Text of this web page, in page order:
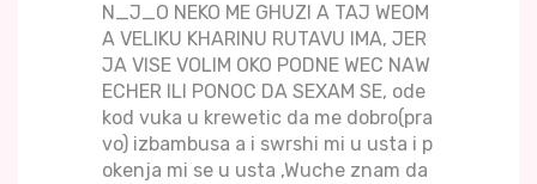
N_J_O NEKO ME GHUZI A TAJ WEOM
A VELIKU KHARINU RUTAVU IMA, JER
JA VISE VOLIM OKO PODNE WEC NAW
ECHER ILI PONOC DA SEXAM SE, ode
kod vuka u krewetic da me dobro(pra
vo) izbambusa a i swrshi mi u usta i p
okenja mi se u usta ,Wuche znam da